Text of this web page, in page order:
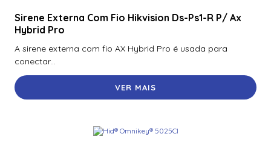
Sirene Externa Com Fio Hikvision Ds-Ps1-R P/ Ax
Hybrid Pro
A sirene externa com fio AX Hybrid Pro é usada para
conectar...
VER MAIS